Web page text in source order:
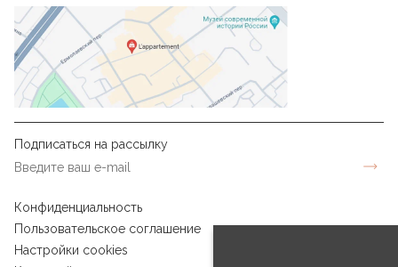
Подписаться на рассылку
Конфиденциальность
Пользовательское соглашение
Настройки cookies